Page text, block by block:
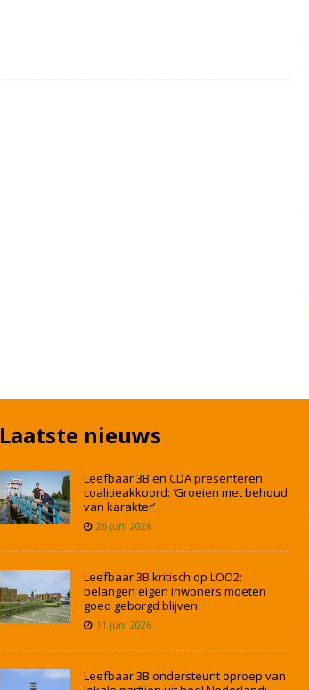
Laatste nieuws
Leefbaar 3B en CDA presenteren
coalitieakkoord: ‘Groeien met behoud
van karakter’
26 juni 2026
Leefbaar 3B kritisch op LOO2:
belangen eigen inwoners moeten
goed geborgd blijven
11 juni 2026
Leefbaar 3B ondersteunt oproep van